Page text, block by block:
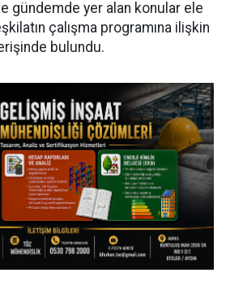
gündemde yer alan konular ele
çalışma programına ilişkin
bulundu.